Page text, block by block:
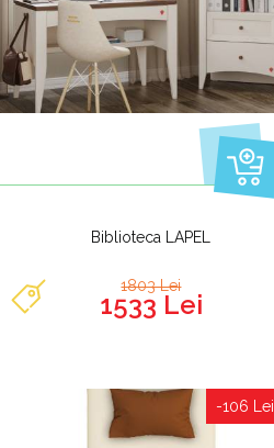
Biblioteca LAPEL
1803 Lei
1533 Lei
-106 Lei